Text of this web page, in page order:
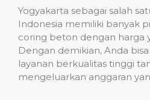
Yogyakarta sebagai salah
Indonesia memiliki banyak
coring beton dengan harga
Dengan demikian, Anda
layanan berkualitas tinggi
mengeluarkan anggaran